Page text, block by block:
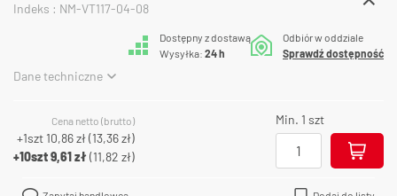
Indeks : NM-VT117-04-08
Dostępny z dostawą
Wysyłka: 24 h
Odbiór w oddziale
Sprawdź dostępność
Dane techniczne
Cena netto (brutto)
+1szt 10,86 zł(13,36 zł)
+10szt9,61 zł(11,82 zł)
Min. 1 szt